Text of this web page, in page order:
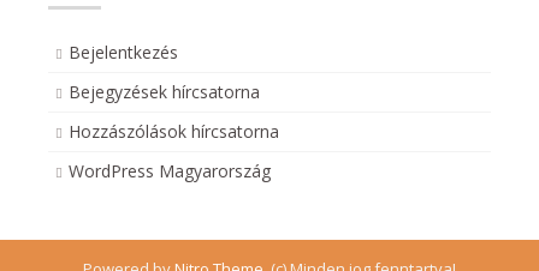
Bejelentkezés
Bejegyzések hírcsatorna
Hozzászólások hírcsatorna
WordPress Magyarország